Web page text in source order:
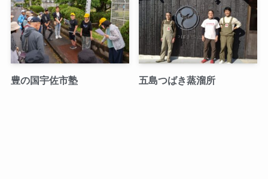
豊の国宇佐市塾 五島つばき蒸溜所